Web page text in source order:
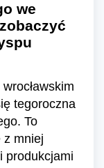
we
tegoroczna
To
z mniej
produkcjami